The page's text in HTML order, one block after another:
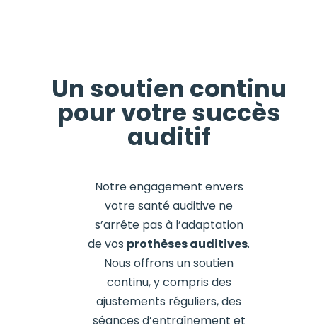
Un soutien continu
pour votre succès
auditif
Notre engagement envers
votre santé auditive ne
s’arrête pas à l’adaptation
de vos prothèses auditives.
Nous offrons un soutien
continu, y compris des
ajustements réguliers, des
séances d’entraînement et